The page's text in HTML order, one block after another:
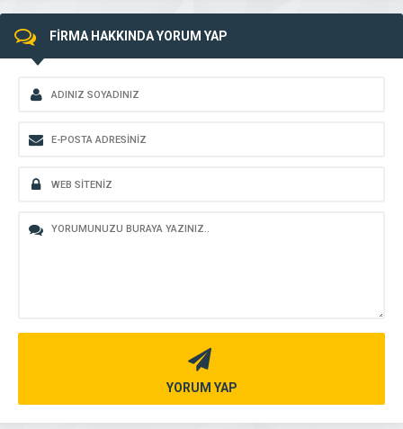
FİRMA HAKKINDA YORUM YAP
YORUM YAP